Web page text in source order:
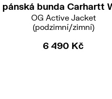
pánská bunda Carhartt
OG Active Jacket
(podzimní/zimní)
6 490 Kč